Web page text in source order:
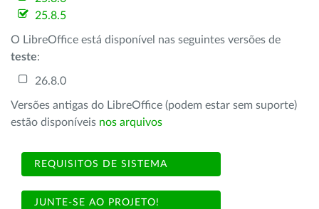
25.8.5
O LibreOffice está disponível nas seguintes versões de
teste:
26.8.0
Versões antigas do LibreOffice (podem estar sem suporte)
estão disponíveis nos arquivos
REQUISITOS DE SISTEMA
JUNTE-SE AO PROJETO!